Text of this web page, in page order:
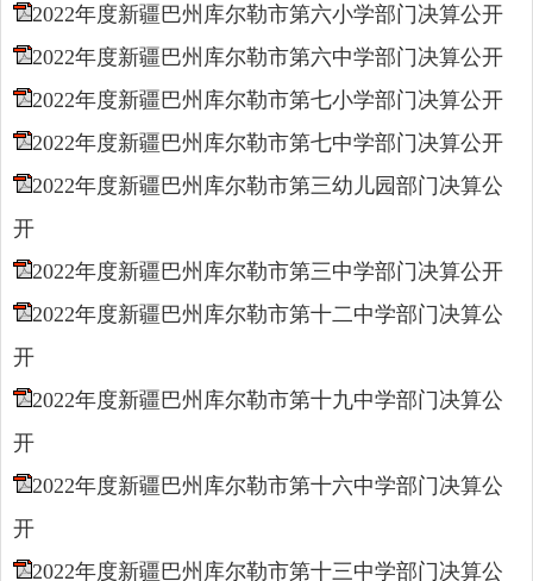
2022年度新疆巴州库尔勒市第六小学部门决算公开
2022年度新疆巴州库尔勒市第六中学部门决算公开
2022年度新疆巴州库尔勒市第七小学部门决算公开
2022年度新疆巴州库尔勒市第七中学部门决算公开
2022年度新疆巴州库尔勒市第三幼儿园部门决算公
开
2022年度新疆巴州库尔勒市第三中学部门决算公开
2022年度新疆巴州库尔勒市第十二中学部门决算公
开
2022年度新疆巴州库尔勒市第十九中学部门决算公
开
2022年度新疆巴州库尔勒市第十六中学部门决算公
开
2022年度新疆巴州库尔勒市第十三中学部门决算公